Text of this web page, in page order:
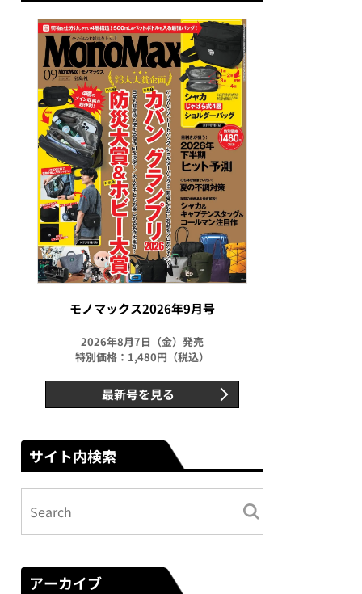
モノマックス2026年9月号
2026年8月7日（金）発売
特別価格：1,480円（税込）
最新号を見る
サイト内検索
アーカイブ